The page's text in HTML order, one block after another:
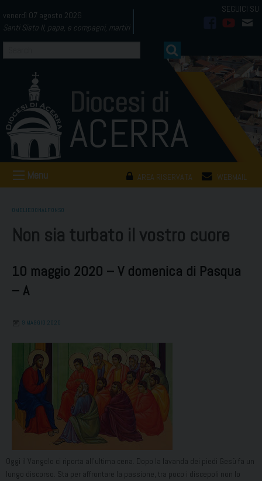
to
content
venerdì 07 agosto 2026
Santi Sisto II, papa, e compagni, martiri
AREA RISERVATA WEBMAIL
Menu
OMELIEDONALFONSO
Non sia turbato il vostro cuore
10 maggio 2020 – V domenica di Pasqua
– A
9 MAGGIO 2020
Oggi il Vangelo ci riporta all’ultima cena. Dopo la lavanda dei piedi Gesù fa un
lungo discorso. Sta per affrontare la passione, tra poco i discepoli non lo